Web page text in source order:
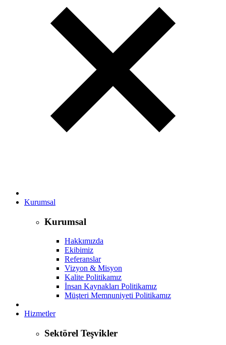
Kurumsal
Kurumsal
Hakkımızda
Ekibimiz
Referanslar
Vizyon & Misyon
Kalite Politikamız
İnsan Kaynakları Politikamız
Müşteri Memnuniyeti Politikamız
Hizmetler
Sektörel Teşvikler